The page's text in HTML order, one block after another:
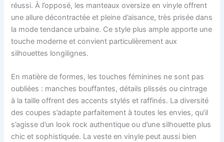
réussi. À l’opposé, les manteaux oversize en vinyle offrent
une allure décontractée et pleine d’aisance, très prisée dans
la mode tendance urbaine. Ce style plus ample apporte une
touche moderne et convient particulièrement aux
silhouettes longilignes.
En matière de formes, les touches féminines ne sont pas
oubliées : manches bouffantes, détails plissés ou cintrage
à la taille offrent des accents stylés et raffinés. La diversité
des coupes s’adapte parfaitement à toutes les envies, qu’il
s’agisse d’un look rock authentique ou d’une silhouette plus
chic et sophistiquée. La veste en vinyle peut aussi bien